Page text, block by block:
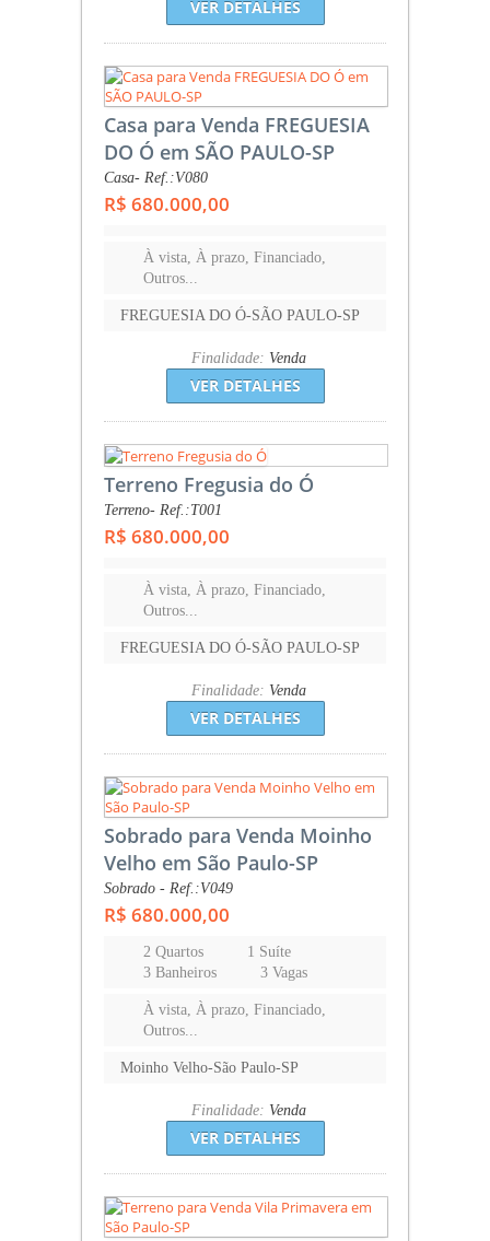
VER DETALHES
Casa para Venda FREGUESIA
DO Ó em SÃO PAULO-SP
Casa- Ref.:V080
R$ 680.000,00
À vista, À prazo, Financiado,
Outros...
FREGUESIA DO Ó-SÃO PAULO-SP
Finalidade: Venda
VER DETALHES
Terreno Fregusia do Ó
Terreno- Ref.:T001
R$ 680.000,00
À vista, À prazo, Financiado,
Outros...
FREGUESIA DO Ó-SÃO PAULO-SP
Finalidade: Venda
VER DETALHES
Sobrado para Venda Moinho
Velho em São Paulo-SP
Sobrado - Ref.:V049
R$ 680.000,00
2 Quartos
1 Suíte
3 Banheiros
3 Vagas
À vista, À prazo, Financiado,
Outros...
Moinho Velho-São Paulo-SP
Finalidade: Venda
VER DETALHES